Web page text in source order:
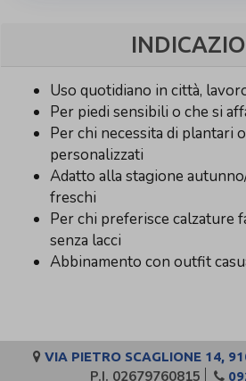
Uso quotidiano in città,
Per piedi sensibili o che si
Per chi necessita di plantari
personalizzati
Adatto alla stagione
freschi
Per chi preferisce calzature
senza lacci
Abbinamento con outfit
VIA PIETRO SCAGLIONE 14,
P.I. 02679760815